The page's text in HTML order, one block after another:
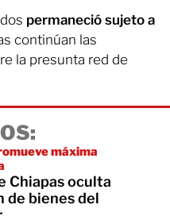
permaneció sujeto a
continúan las
la presunta red de
máxima
Chiapas oculta
de bienes del